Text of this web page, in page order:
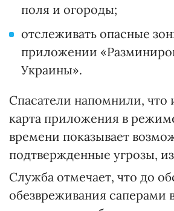
поля и огороды;
отслеживать опасные
приложении
Украины».
Спасатели напомнили, что
карта приложения в
времени показывает
подтвержденные угрозы,
Служба отмечает, что до
обезвреживания саперами